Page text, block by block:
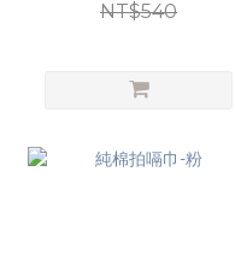
NT$540